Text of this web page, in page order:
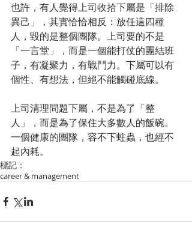
也許，有人覺得上司收拾下屬是「排除
異己」，其實恰恰相反：放任這四種
人，毀的是整個團隊。上司要的不是
「一言堂」，而是一個能打仗的團結班
子，有凝聚力，有戰鬥力。下屬可以有
個性、有想法，但絕不能觸碰底線。
上司清理問題下屬，不是為了「整
人」，而是為了保住大多數人的飯碗。
一個健康的團隊，容不下蛀蟲，也經不
起內耗。
標記：
career & management